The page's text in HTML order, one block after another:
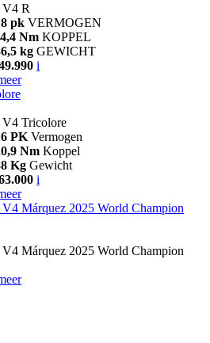
V4 R
pk VERMOGEN
Nm KOPPEL
kg GEWICHT
i
V4 Tricolore
PK Vermogen
Nm Koppel
Kg Gewicht
i
V4 Márquez 2025 World Champion
V4 Márquez 2025 World Champion